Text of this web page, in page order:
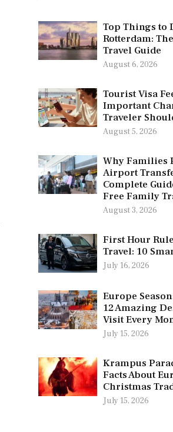
Top Things to
Rotterdam:
Travel Guide
August 6, 2026
Tourist Visa
Important
Traveler
August 5, 2026
Why Families
Airport
Complete
Free Family
August 3, 2026
First Hour
Travel: 10
July 16, 2026
Europe
12 Amazing
Visit Every
July 15, 2026
Krampus
Facts About
Christmas
July 15, 2026